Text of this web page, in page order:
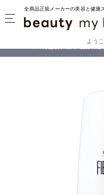
全商品正規メーカーの美容と健康
よう
【重要】熊本地震の影